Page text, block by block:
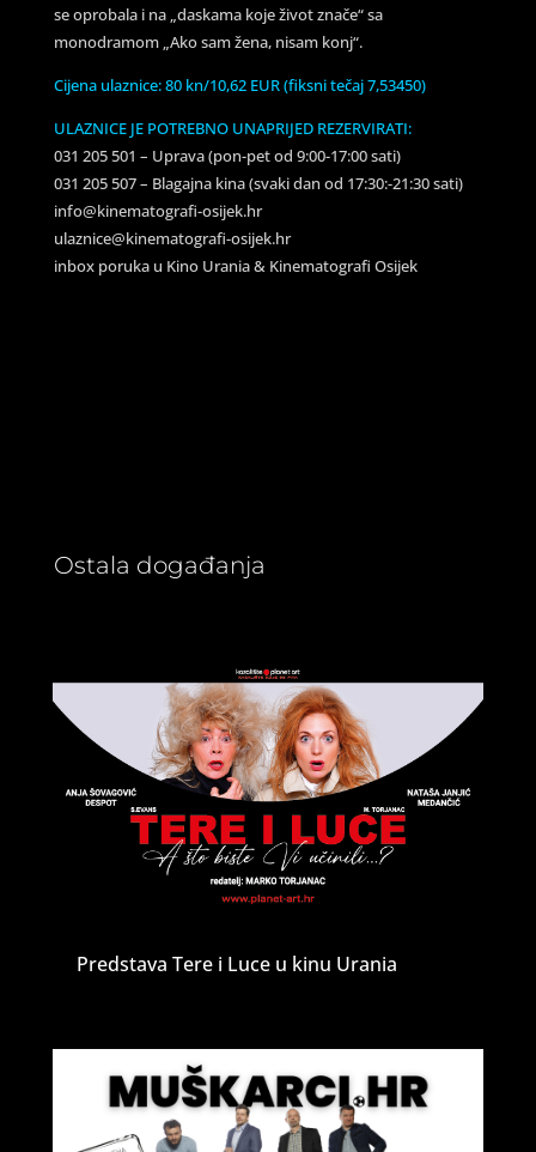
se oprobala i na „daskama koje život znače“ sa
monodramom „Ako sam žena, nisam konj“.
Cijena ulaznice: 80 kn/10,62 EUR (fiksni tečaj 7,53450)
ULAZNICE JE POTREBNO UNAPRIJED REZERVIRATI:
031 205 501 – Uprava (pon-pet od 9:00-17:00 sati)
031 205 507 – Blagajna kina (svaki dan od 17:30:-21:30 sati)
info@kinematografi-osijek.hr
ulaznice@kinematografi-osijek.hr
inbox poruka u Kino Urania & Kinematografi Osijek
Ostala događanja
Predstava Tere i Luce u kinu Urania